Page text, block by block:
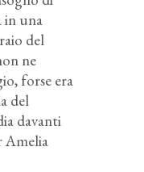
in una
del
ne
forse era
del
davanti
Amelia